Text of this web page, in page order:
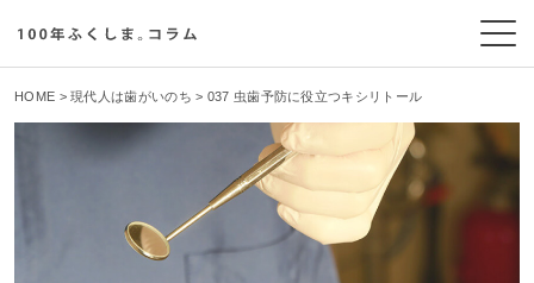
HOME >現代人は歯がいのち > 037 虫歯予防に役立つキシリトール